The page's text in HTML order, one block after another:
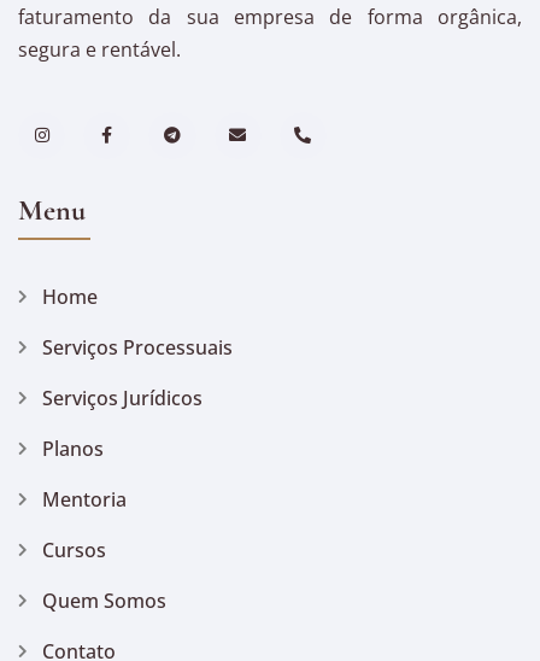
faturamento da sua empresa de forma orgânica,
segura e rentável.
Menu
Home
Serviços Processuais
Serviços Jurídicos
Planos
Mentoria
Cursos
Quem Somos
Contato